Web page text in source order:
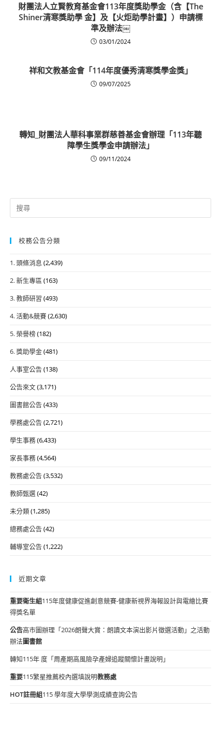
財團法人立賢教育基金會113年度獎助學金（含【The
Shiner清寒獎助學 金】及【火炬助學計畫】）申請標
準及辦法￼
03/01/2024
祥和文教基金會「114年度優秀清寒獎學金獎」
09/07/2025
轉知_財團法人華科事業群慈善基金會辦理「113年聽
障學生獎學金申請辦法」
09/11/2024
Search
for:
校務公告分類
1. 頭條消息 (2,439)
2. 新生專區 (163)
3. 教師研習 (493)
4. 活動&競賽(2,630)
5. 榮譽榜(182)
6. 獎助學金(481)
人事室公告(138)
公告來文(3,171)
圖書館公告(433)
學務處公告(2,721)
學生事務(6,433)
家長事務(4,564)
教務處公告(3,532)
教師甄選(42)
未分類(1,285)
總務處公告(42)
輔導室公告(1,222)
近期文章
重要衛生組115年度健康促進創意競賽-健康新視界海報設計與電繪比賽
得獎名單
公告高市圖辦理「2026朗聲大賞：朗讀文本演出影片徵選活動」之活動
辦法圖書館
轉知115年 度「周產期高風險孕產婦追蹤關懷計畫說明」
重要115繁星推薦校內選填說明教務處
HOT註冊組115 學年度大學學測成績查詢公告